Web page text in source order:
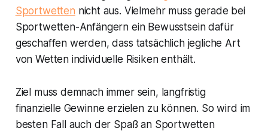
Sportwetten nicht aus. Vielmehr muss gerade bei
Sportwetten-Anfängern ein Bewusstsein dafür
geschaffen werden, dass tatsächlich jegliche Art
von Wetten individuelle Risiken enthält.
Ziel muss demnach immer sein, langfristig
finanzielle Gewinne erzielen zu können. So wird im
besten Fall auch der Spaß an Sportwetten